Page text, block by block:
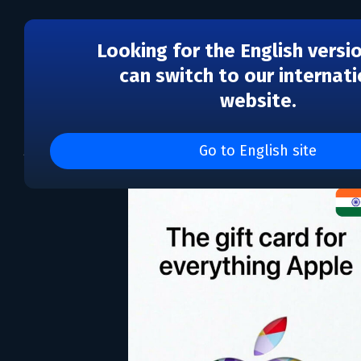
Looking for the English
can switch to our
website.
Go to English site
App Store & iTunes IN